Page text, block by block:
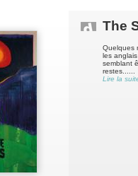
The
Quelques
les
semblant
restes......
Lire la